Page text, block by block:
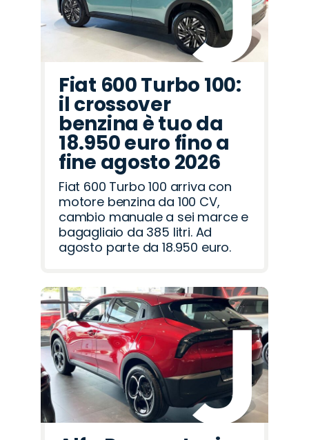
Fiat 600 Turbo 100:
il crossover
benzina è tuo da
18.950 euro fino a
fine agosto 2026
Fiat 600 Turbo 100 arriva con
motore benzina da 100 CV,
cambio manuale a sei marce e
bagagliaio da 385 litri. Ad
agosto parte da 18.950 euro.